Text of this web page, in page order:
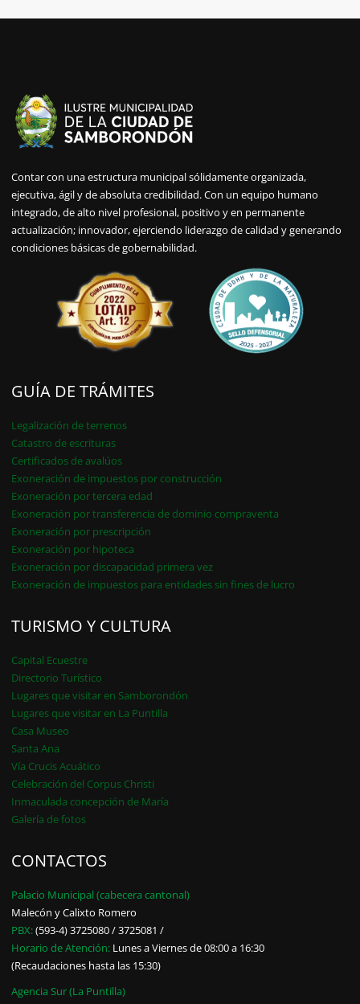
Contar con una estructura municipal sólidamente organizada,
ejecutiva, ágil y de absoluta credibilidad. Con un equipo humano
integrado, de alto nivel profesional, positivo y en permanente
actualización; innovador, ejerciendo liderazgo de calidad y generando
condiciones básicas de gobernabilidad.
GUÍA DE TRÁMITES
Legalización de terrenos
Catastro de escrituras
Certificados de avalúos
Exoneración de impuestos por construcción
Exoneración por tercera edad
Exoneración por transferencia de dominio compraventa
Exoneración por prescripción
Exoneración por hipoteca
Exoneración por discapacidad primera vez
Exoneración de impuestos para entidades sin fines de lucro
TURISMO Y CULTURA
Capital Ecuestre
Directorio Turístico
Lugares que visitar en Samborondón
Lugares que visitar en La Puntilla
Casa Museo
Santa Ana
Vía Crucis Acuático
Celebración del Corpus Christi
Inmaculada concepción de María
Galería de fotos
CONTACTOS
Palacio Municipal (cabecera cantonal)
Malecón y Calixto Romero
PBX:(593-4) 3725080 / 3725081 /
Horario de Atención: Lunes a Viernes de 08:00 a 16:30
(Recaudaciones hasta las 15:30)
Agencia Sur (La Puntilla)